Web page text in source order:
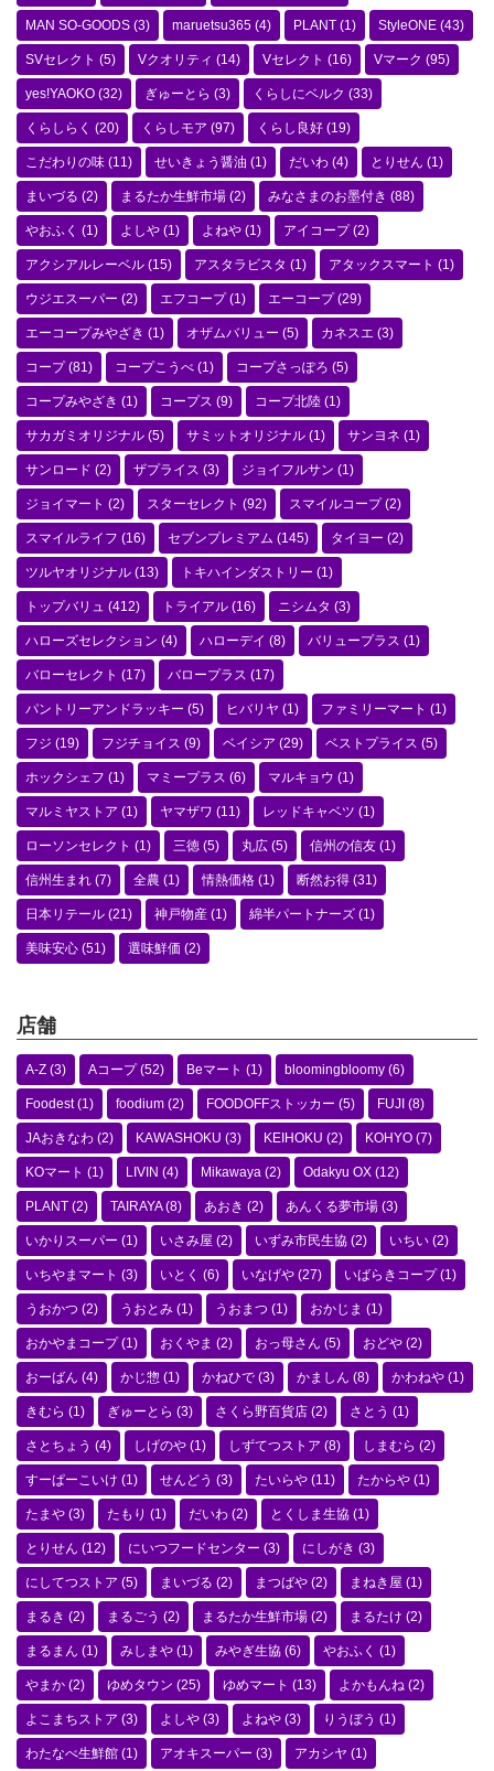
MAN SO-GOODS (3) maruetsu365 (4) PLANT (1) StyleONE (43)
SVセレクト (5) Vクオリティ (14) Vセレクト (16) Vマーク (95)
yes!YAOKO (32) ぎゅーとら (3) くらしにベルク (33)
くらしらく (20) くらしモア (97) くらし良好 (19)
こだわりの味 (11) せいきょう醤油 (1) だいわ (4) とりせん (1)
まいづる (2) まるたか生鮮市場 (2) みなさまのお墨付き (88)
やおふく (1) よしや (1) よねや (1) アイコープ(2)
アクシアルレーベル (15) アスタラビスタ (1) アタックスマート (1)
ウジエスーパー (2) エフコープ(1) エーコープ(29)
エーコープみやざき (1) オザムバリュー (5) カネスエ (3)
コープ(81) コープこうべ (1) コープさっぽろ (5)
コープみやざき (1) コープス (9) コープ北陸 (1)
サカガミオリジナル (5) サミットオリジナル (1) サンヨネ (1)
サンロード (2) ザプライス (3) ジョイフルサン (1)
ジョイマート (2) スターセレクト (92) スマイルコープ(2)
スマイルライフ (16) セブンプレミアム (145) タイヨー (2)
ツルヤオリジナル (13) トキハインダストリー (1)
トップバリュ (412) トライアル (16) ニシムタ (3)
ハローズセレクション (4) ハローデイ (8) バリュープラス (1)
バローセレクト (17) バロープラス (17)
パントリーアンドラッキー (5) ヒバリヤ (1) ファミリーマート (1)
フジ (19) フジチョイス (9) ベイシア (29) ベストプライス (5)
ホックシェフ (1) マミープラス (6) マルキョウ (1)
マルミヤストア (1) ヤマザワ (11) レッドキャベツ (1)
ローソンセレクト (1) 三徳 (5) 丸広 (5) 信州の信友 (1)
信州生まれ (7) 全農 (1) 情熱価格 (1) 断然お得 (31)
日本リテール (21) 神戸物産 (1) 綿半パートナーズ (1)
美味安心 (51) 選味鮮価 (2)
店舗
A-Z (3) Aコープ(52) Beマート (1) bloomingbloomy (6)
Foodest(1) foodium (2) FOODOFFストッカー (5) FUJI (8)
JAおきなわ (2) KAWASHOKU (3) KEIHOKU (2) KOHYO (7)
KOマート (1) LIVIN (4) Mikawaya (2) Odakyu OX (12)
PLANT (2) TAIRAYA(8) あおき (2) あんくる夢市場 (3)
いかりスーパー (1) いさみ屋 (2) いずみ市民生協 (2) いちい (2)
いちやまマート (3) いとく (6) いなげや (27) いばらきコープ(1)
うおかつ (2) うおとみ (1) うおまつ (1) おかじま (1)
おかやまコープ(1) おくやま (2) おっ母さん (5) おどや (2)
おーばん (4) かじ惣 (1) かねひで (3) かましん (8) かわねや (1)
きむら (1) ぎゅーとら (3) さくら野百貨店 (2) さとう (1)
さとちょう (4) しげのや (1) しずてつストア (8) しまむら (2)
すーぱーこいけ (1) せんどう (3) たいらや (11) たからや (1)
たまや (3) たもり (1) だいわ (2) とくしま生協 (1)
とりせん (12) にいつフードセンター (3) にしがき (3)
にしてつストア (5) まいづる (2) まつばや (2) まねき屋 (1)
まるき (2) まるごう (2) まるたか生鮮市場 (2) まるたけ (2)
まるまん (1) みしまや (1) みやぎ生協 (6) やおふく (1)
やまか (2) ゆめタウン (25) ゆめマート (13) よかもんね (2)
よこまちストア (3) よしや (3) よねや (3) りうぼう (1)
わたなべ生鮮館 (1) アオキスーパー (3) アカシヤ (1)